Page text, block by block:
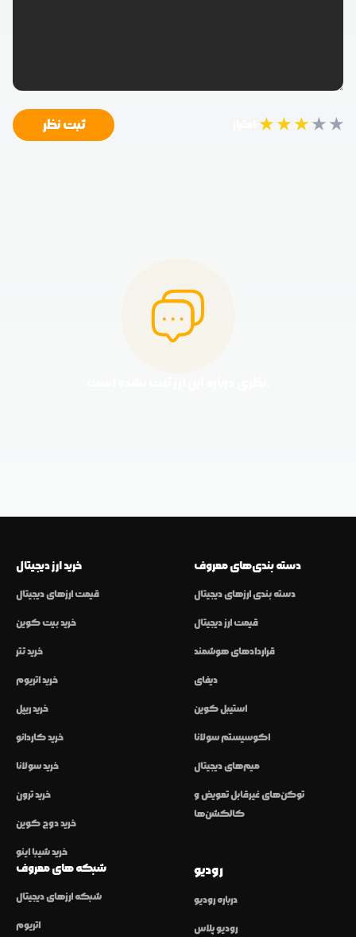
★★★★★ ثبت نظر
خرید ارز دیجیتال
قیمت ارزهای دیجیتال
خرید بیت کوین
خرید تتر
خرید اتریوم
خرید ریپل
خرید کاردانو
خرید سولانا
خرید ترون
خرید دوج کوین
خرید شیبا اینو
دسته بندی‌های معروف
دسته بندی ارزهای دیجیتال
قیمت ارز دیجیتال
قراردادهای هوشمند
دیفای
استیبل کوین
اکوسیستم سولانا
میم‌های دیجیتال
توکن‌های غیرقابل تعویض و
کالکشن‌ها
شبکه های معروف
شبکه ارزهای دیجیتال
اتریوم
رودیو
درباره رودیو
رودیو پلاس